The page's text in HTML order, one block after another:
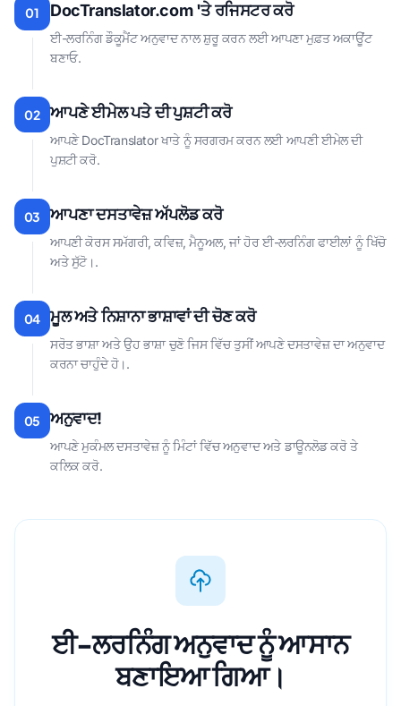
01 DocTranslator.com 'ਤੇ ਰਜਿਸਟਰ ਕਰੋ
ਈ-ਲਰਨਿੰਗ ਡੌਕੂਮੈਂਟ ਅਨੁਵਾਦ ਨਾਲ ਸ਼ੁਰੂ ਕਰਨ ਲਈ ਆਪਣਾ ਮੁਫ਼ਤ ਅਕਾਊਂਟ
ਬਣਾਓ.
02 ਆਪਣੇ ਈਮੇਲ ਪਤੇ ਦੀ ਪੁਸ਼ਟੀ ਕਰੋ
ਆਪਣੇ DocTranslator ਖਾਤੇ ਨੂੰ ਸਰਗਰਮ ਕਰਨ ਲਈ ਆਪਣੀ ਈਮੇਲ ਦੀ
ਪੁਸ਼ਟੀ ਕਰੋ.
03 ਆਪਣਾ ਦਸਤਾਵੇਜ਼ ਅੱਪਲੋਡ ਕਰੋ
ਆਪਣੀ ਕੋਰਸ ਸਮੱਗਰੀ, ਕਵਿਜ਼, ਮੈਨੂਅਲ, ਜਾਂ ਹੋਰ ਈ-ਲਰਨਿੰਗ ਫਾਈਲਾਂ ਨੂੰ ਖਿੱਚੋ
ਅਤੇ ਸੁੱਟੋ।.
04 ਮੂਲ ਅਤੇ ਨਿਸ਼ਾਨਾ ਭਾਸ਼ਾਵਾਂ ਦੀ ਚੋਣ ਕਰੋ
ਸਰੋਤ ਭਾਸ਼ਾ ਅਤੇ ਉਹ ਭਾਸ਼ਾ ਚੁਣੋ ਜਿਸ ਵਿੱਚ ਤੁਸੀਂ ਆਪਣੇ ਦਸਤਾਵੇਜ਼ ਦਾ ਅਨੁਵਾਦ
ਕਰਨਾ ਚਾਹੁੰਦੇ ਹੋ।.
05 ਅਨੁਵਾਦ!
ਆਪਣੇ ਮੁਕੰਮਲ ਦਸਤਾਵੇਜ਼ ਨੂੰ ਮਿੰਟਾਂ ਵਿੱਚ ਅਨੁਵਾਦ ਅਤੇ ਡਾਊਨਲੋਡ ਕਰੋ ਤੇ
ਕਲਿਕ ਕਰੋ.
ਈ-ਲਰਨਿੰਗ ਅਨੁਵਾਦ ਨੂੰ ਆਸਾਨ
ਬਣਾਇਆ ਗਿਆ।